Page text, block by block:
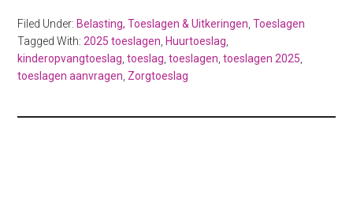
Filed Under: Belasting, Toeslagen & Uitkeringen ,Toeslagen
Tagged With:2025 toeslagen Huurtoeslag
kinderopvangtoeslag ,toeslag ,toeslagen ,toeslagen 2025
toeslagen aanvragen Zorgtoeslag